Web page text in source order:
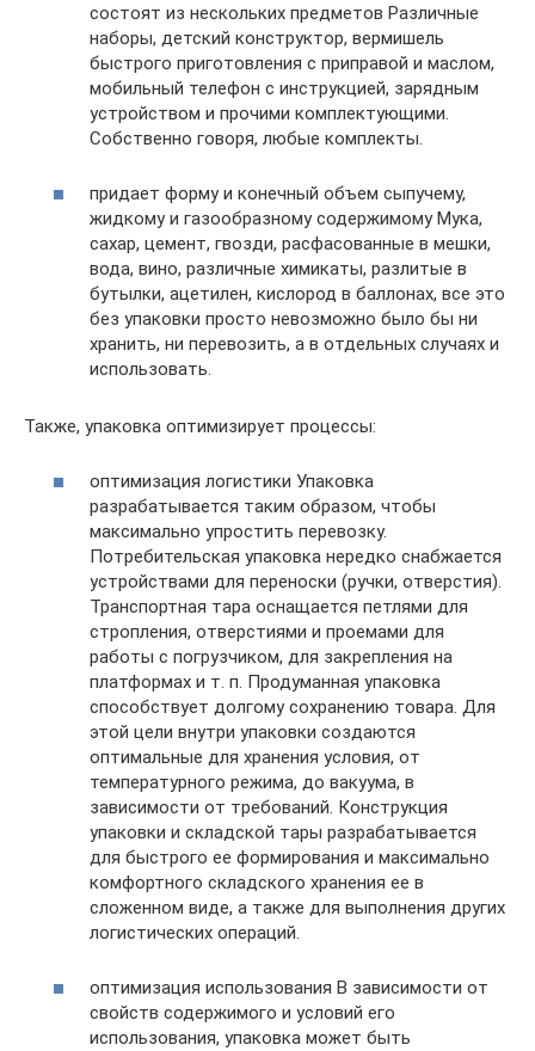
состоят из нескольких предметов Различные
наборы, детский конструктор, вермишель
быстрого приготовления с приправой и маслом,
мобильный телефон с инструкцией, зарядным
устройством и прочими комплектующими.
Собственно говоря, любые комплекты.
придает форму и конечный объем сыпучему,
жидкому и газообразному содержимому Мука,
сахар, цемент, гвозди, расфасованные в мешки,
вода, вино, различные химикаты, разлитые в
бутылки, ацетилен, кислород в баллонах, все это
без упаковки просто невозможно было бы ни
хранить, ни перевозить, а в отдельных случаях и
использовать.
Также, упаковка оптимизирует процессы:
оптимизация логистики Упаковка
разрабатывается таким образом, чтобы
максимально упростить перевозку.
Потребительская упаковка нередко снабжается
устройствами для переноски (ручки, отверстия).
Транспортная тара оснащается петлями для
стропления, отверстиями и проемами для
работы с погрузчиком, для закрепления на
платформах и т. п. Продуманная упаковка
способствует долгому сохранению товара. Для
этой цели внутри упаковки создаются
оптимальные для хранения условия, от
температурного режима, до вакуума, в
зависимости от требований. Конструкция
упаковки и складской тары разрабатывается
для быстрого ее формирования и максимально
комфортного складского хранения ее в
сложенном виде, а также для выполнения других
логистических операций.
оптимизация использования В зависимости от
свойств содержимого и условий его
использования, упаковка может быть